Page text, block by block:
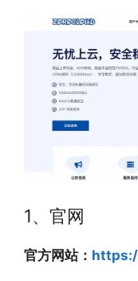
1、官网
官方网站：